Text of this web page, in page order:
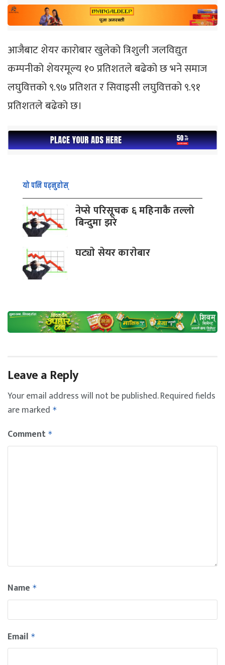
आजैबाट शेयर कारोबार खुलेको त्रिशुली जलविद्युत
कम्पनीको शेयरमूल्य १० प्रतिशतले बढेको छ भने समाज
लघुवित्तको ९.९७ प्रतिशत र सिवाइसी लघुवित्तको ९.९१
प्रतिशतले बढेको छ।
यो पनि पढ्नुहोस्
नेप्से परिसूचक ६ महिनाकै तल्लो
बिन्दुमा झरे
घट्याे सेयर काराेबार
Leave a Reply
Your email address will not be published.Required fields
are marked *
Comment *
Name *
Email *